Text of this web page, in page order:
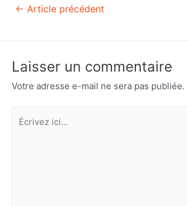
volume.
← Article précédent
Laisser un commentaire
Votre adresse e-mail ne sera pas publiée.